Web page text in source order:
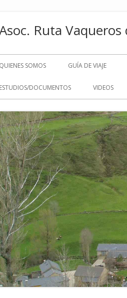
Ruta
Menú
principal
QUIENES SOMOS GUÍA DE VIAJE
ESTUDIOS/DOCUMENTOS VIDEOS